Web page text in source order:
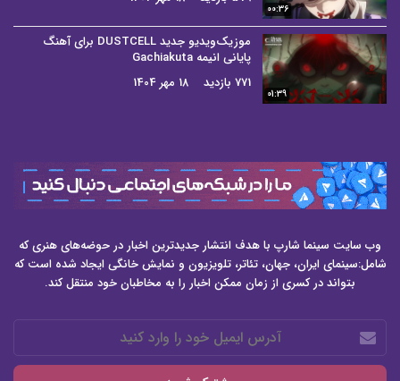
00:36
01:39
موزیک‌ویدیو جدید DUSTCELL برای آهنگ
پایانی انیمه Gachiakuta
771 بازدید
18 مهر 1404
وب سایت سینما شارپ با هدف انتشار جدیدترین اخبار در حوضه‌های هنری که
شامل:سینمای ایران، جهان، تئاتر، تلویزیون و نمایش خانگی ایجاد شده است که
بتواند در کسری از زمان ممکن اخبار را به مخاطبان خود منتقل کند.
آدرس
ایمیل
خود